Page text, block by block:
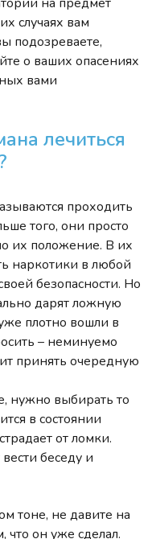
случаях вам
подозреваете,
о ваших опасениях
вами
лечиться
проходить
того, они просто
их положение. В их
наркотики в любой
безопасности. Но
дарят ложную
плотно вошли в
– неминуемо
принять очередную
нужно выбирать то
в состоянии
от ломки.
беседу и
тоне, не давите на
что он уже сделал.